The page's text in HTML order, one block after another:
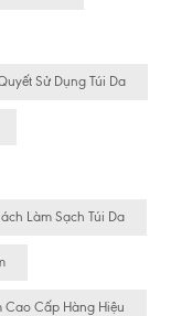
Sử Dụng Túi Da
Làm Sạch Túi Da
Cao Cấp Hàng Hiệu